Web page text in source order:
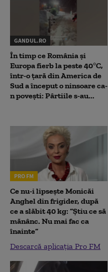
GANDUL.RO
În timp ce România și
Europa fierb la peste 40°C,
într-o țară din America de
Sud a început o ninsoare ca-
n povești: Pârtiile s-au...
PRO FM
Ce nu-i lipsește Monicăi
Anghel din frigider, după
ce a slăbit 40 kg: “Știu ce să
mănânc. Nu mai fac ca
înainte”
Descarcă aplicația Pro FM